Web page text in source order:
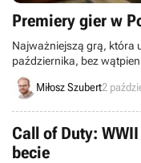
Premiery gier w
Najważniejszą grą, która
października, bez
premierę będą miały
konsolowe wersje
Miłosz Szubert2
Call of Duty:
becie